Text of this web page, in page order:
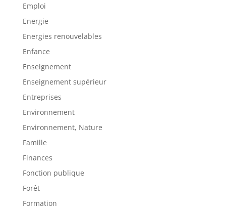
Emploi
Energie
Energies renouvelables
Enfance
Enseignement
Enseignement supérieur
Entreprises
Environnement
Environnement, Nature
Famille
Finances
Fonction publique
Forêt
Formation